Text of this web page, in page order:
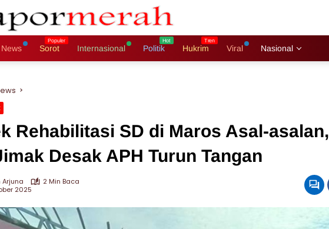
News Sorot Internasional Politik Hukrim Viral Nasional
Rehabilitasi SD di Maros Asal-asalan,
Desak APH Turun Tangan
Arjuna
2 Min Baca
2025